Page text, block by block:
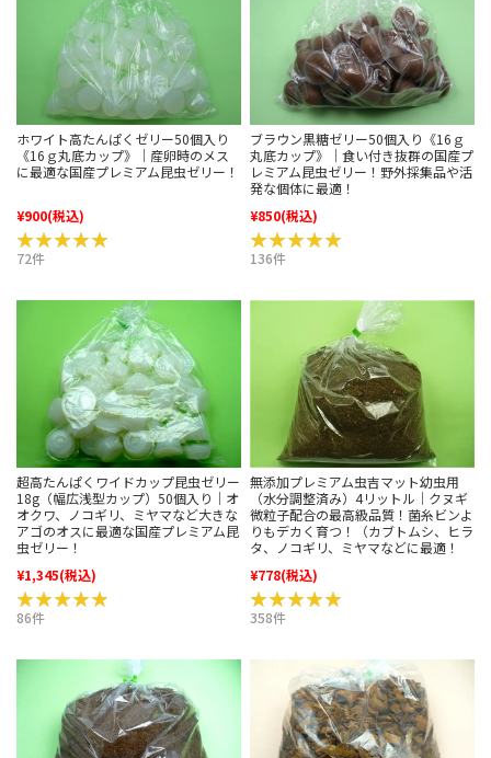
ホワイト高たんぱくゼリー50個入り
《16ｇ丸底カップ》｜産卵時のメス
に最適な国産プレミアム昆虫ゼリー！
¥900(税込)
★★★★★
★★★★★
72件
ブラウン黒糖ゼリー50個入り《16ｇ
丸底カップ》｜食い付き抜群の国産プ
レミアム昆虫ゼリー！野外採集品や活
発な個体に最適！
¥850(税込)
★★★★★
★★★★★
136件
超高たんぱくワイドカップ昆虫ゼリー
18g（幅広浅型カップ）50個入り｜オ
オクワ、ノコギリ、ミヤマなど大きな
アゴのオスに最適な国産プレミアム昆
虫ゼリー！
¥1,345(税込)
★★★★★
★★★★★
86件
無添加プレミアム虫吉マット幼虫用
（水分調整済み）4リットル｜クヌギ
微粒子配合の最高級品質！菌糸ビンよ
りもデカく育つ！（カブトムシ、ヒラ
タ、ノコギリ、ミヤマなどに最適！
¥778(税込)
★★★★★
★★★★★
358件